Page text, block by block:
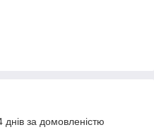
за домовленістю